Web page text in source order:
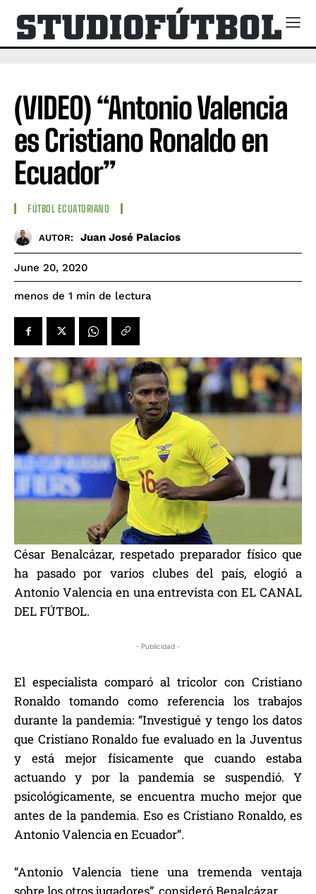
(VIDEO) “Antonio Valencia
es Cristiano Ronaldo en
Ecuador”
FÚTBOL ECUATORIANO
AUTOR: Juan José Palacios
June 20, 2020
menos de 1 min de lectura
César Benalcázar, respetado preparador físico que
ha pasado por varios clubes del país, elogió a
Antonio Valencia en una entrevista con EL CANAL
DEL FÚTBOL.
- Publicidad -
El especialista comparó al tricolor con Cristiano
Ronaldo tomando como referencia los trabajos
durante la pandemia: “Investigué y tengo los datos
que Cristiano Ronaldo fue evaluado en la Juventus
y está mejor físicamente que cuando estaba
actuando y por la pandemia se suspendió. Y
psicológicamente, se encuentra mucho mejor que
antes de la pandemia. Eso es Cristiano Ronaldo, es
Antonio Valencia en Ecuador”.
“Antonio Valencia tiene una tremenda ventaja
sobre los otros jugadores”, consideró Benalcázar.